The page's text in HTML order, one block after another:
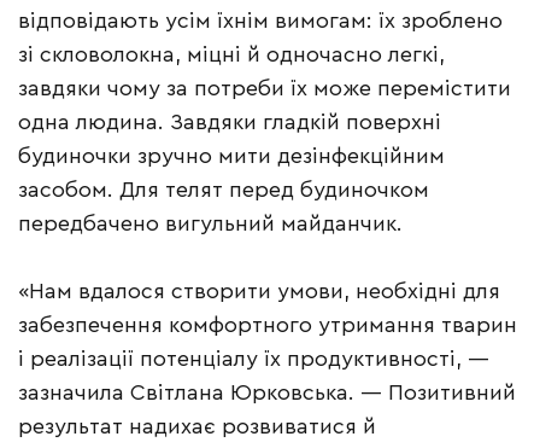
відповідають усім їхнім вимогам: їх зроблено
зі скловолокна, міцні й одночасно легкі,
завдяки чому за потреби їх може перемістити
одна людина. Завдяки гладкій поверхні
будиночки зручно мити дезінфекційним
засобом. Для телят перед будиночком
передбачено вигульний майданчик.
«Нам вдалося створити умови, необхідні для
забезпечення комфортного утримання тварин
і реалізації потенціалу їх продуктивності, —
зазначила Світлана Юрковська. — Позитивний
результат надихає розвиватися й